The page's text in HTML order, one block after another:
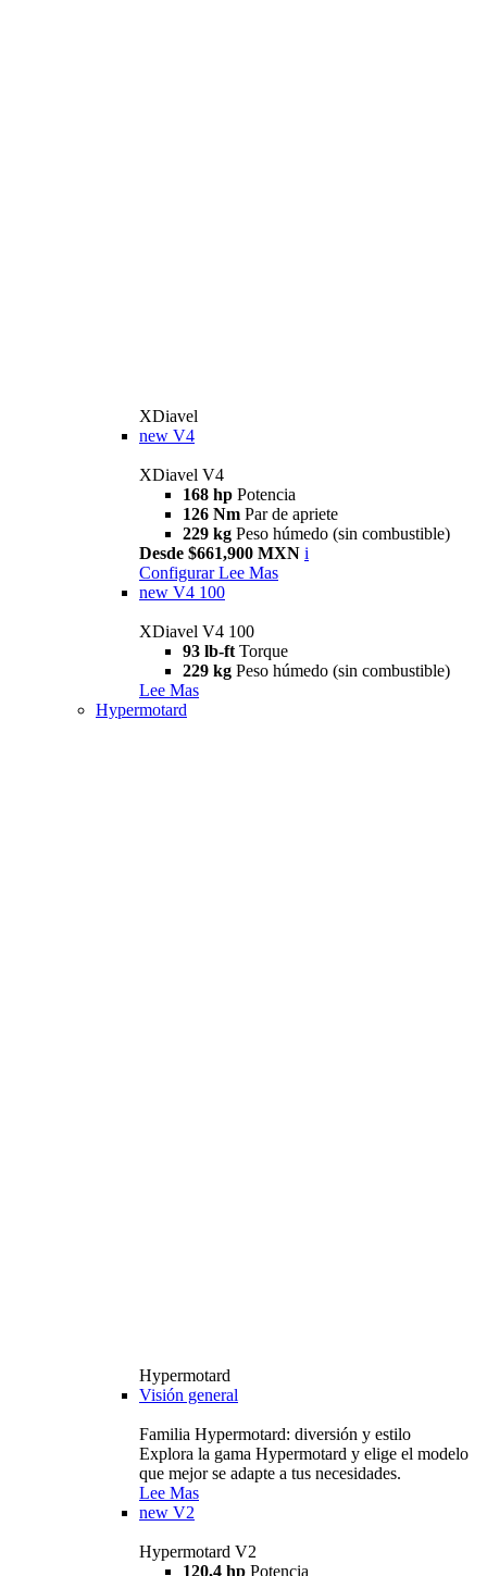
XDiavel
new V4
XDiavel V4
168 hp Potencia
126 Nm Par de apriete
229 kg Peso húmedo (sin combustible)
Desde $661,900 MXN i
Configurar Lee Mas
new V4 100
XDiavel V4 100
93 lb-ft Torque
229 kg Peso húmedo (sin combustible)
Lee Mas
Hypermotard
Hypermotard
Visión general
Familia Hypermotard: diversión y estilo
Explora la gama Hypermotard y elige el modelo
que mejor se adapte a tus necesidades.
Lee Mas
new V2
Hypermotard V2
120,4 hp Potencia